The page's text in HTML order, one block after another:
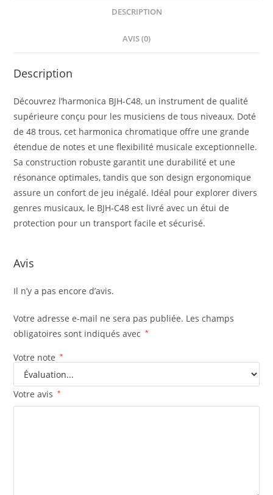
DESCRIPTION
AVIS (0)
Description
Découvrez l’harmonica BJH-C48, un instrument de qualité
supérieure conçu pour les musiciens de tous niveaux. Doté
de 48 trous, cet harmonica chromatique offre une grande
étendue de notes et une flexibilité musicale exceptionnelle.
Sa construction robuste garantit une durabilité et une
résonance optimales, tandis que son design ergonomique
assure un confort de jeu inégalé. Idéal pour explorer divers
genres musicaux, le BJH-C48 est livré avec un étui de
protection pour un transport facile et sécurisé.
Avis
Il n’y a pas encore d’avis.
Votre adresse e-mail ne sera pas publiée. Les champs
obligatoires sont indiqués avec
*
Votre note *
Votre avis *